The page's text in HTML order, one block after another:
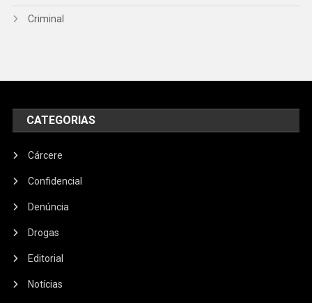
Criminal
CATEGORIAS
Cárcere
Confidencial
Denúncia
Drogas
Editorial
Notícias